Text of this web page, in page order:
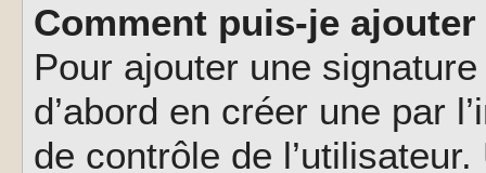
Comment puis-je
Pour ajouter une
d’abord en créer une par
de contrôle de